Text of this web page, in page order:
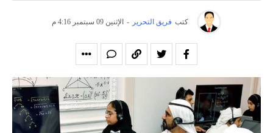
كتب فريق التحرير - الإثنين 09 سبتمبر 4:16 م